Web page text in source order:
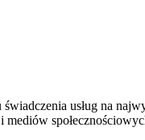
usług na